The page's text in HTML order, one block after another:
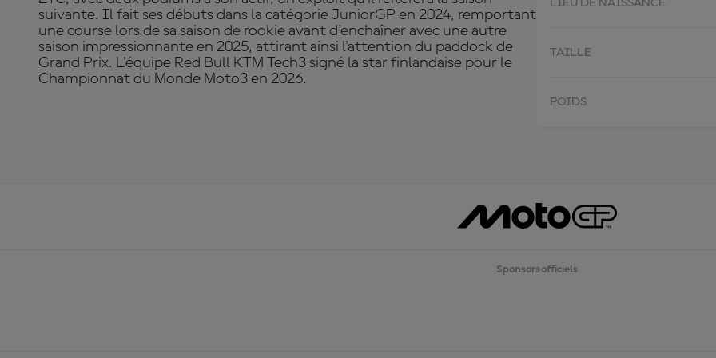
LIEU DE NAISSANCE
TAILLE
POIDS
suivante. Il fait ses débuts dans la catégorie JuniorGP en 2024, remportant
une course lors de sa saison de rookie avant d'enchaîner avec une autre
saison impressionnante en 2025, attirant ainsi l'attention du paddock de
Grand Prix. L'équipe Red Bull KTM Tech3 signé la star finlandaise pour le
Championnat du Monde Moto3 en 2026.
Sponsors officiels